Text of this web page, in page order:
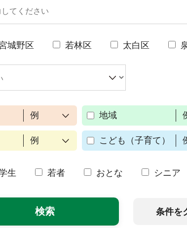
城野区 若林区 太白区
例 地域
例 こども（子育て）
生 若者 おとな シニア
条件を